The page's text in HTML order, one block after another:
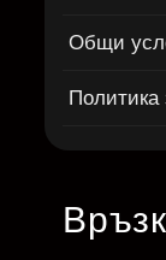
Общи
Политика